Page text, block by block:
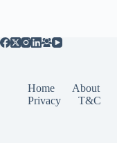
Home About
Privacy
T&C